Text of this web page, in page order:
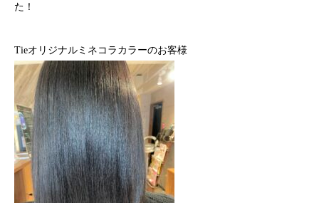
た！
Tieオリジナルミネコラカラーのお客様